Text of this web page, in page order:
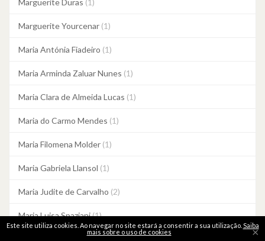
Marguerite Duras (1)
Marguerite Yourcenar (1)
Maria Antónia Fiadeiro (1)
Maria Arminda Zaluar Nunes (1)
Maria Clara de Almeida Lucas (1)
Maria do Carmo Mendes (1)
Maria Filomena Molder (1)
Maria Gabriela Llansol (1)
Maria Judite de Carvalho (2)
Maria Luisa Spaziani(1)
Este site utiliza cookies. Ao navegar no site estará a consentir a sua utilização. Saiba
mais sobre o uso de cookies
×